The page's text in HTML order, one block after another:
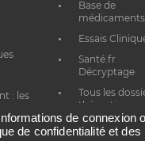
: les
Base de
médicaments
Essais
Santé.fr
Décryptage
Tous les
thématiques
de connexion
de confidentialité et des